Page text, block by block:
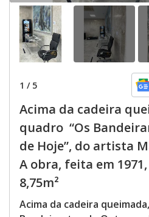
1 / 5
Acima da cadeira
quadro “Os
de Hoje”, do artista
A obra, feita em
8,75m²
Acima da cadeira